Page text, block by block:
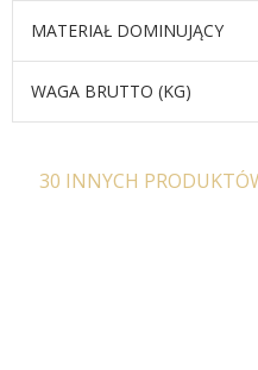
MATERIAŁ DOMINUJĄCY
WAGA BRUTTO (KG)
30 INNYCH